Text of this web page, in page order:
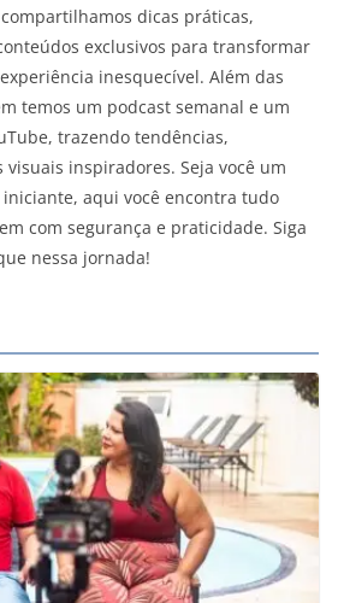
dicas práticas,
exclusivos para transformar
inesquecível. Além das
temos um podcast semanal e um
trazendo tendências,
inspiradores. Seja você um
aqui você encontra tudo
com segurança e praticidade. Siga
nessa jornada!